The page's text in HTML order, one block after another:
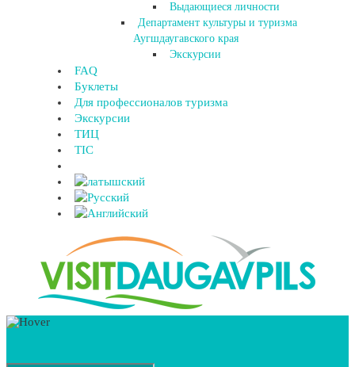
Выдающиеся личности
Департамент культуры и туризма
Аугшдаугавского края
Экскурсии
FAQ
Буклеты
Для профессионалов туризма
Экскурсии
ТИЦ
TIC